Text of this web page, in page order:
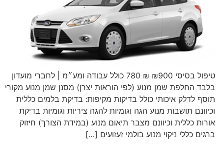
טיפול בסיסי ₪900 ₪ 780 כולל עבודה ומע״מ | לחברי מועדון
בלבד החלפת שמן מנוע (לפי הוראות יצרן) מסנן שמן מנוע מקורי
תוסף לדלק איכותי כולל בדיקות מקיפות: בדיקת בלמים כללית
וכיוונם תושבות מנוע הגה וגומיות להגה ציריות וגומיות בדיקת
אורות כללית וכיוונם מצבר תיאום מנוע (במידת הצורך) חיזוק
ברגים כללי ניקוי מנוע בולמי זעזועים […]